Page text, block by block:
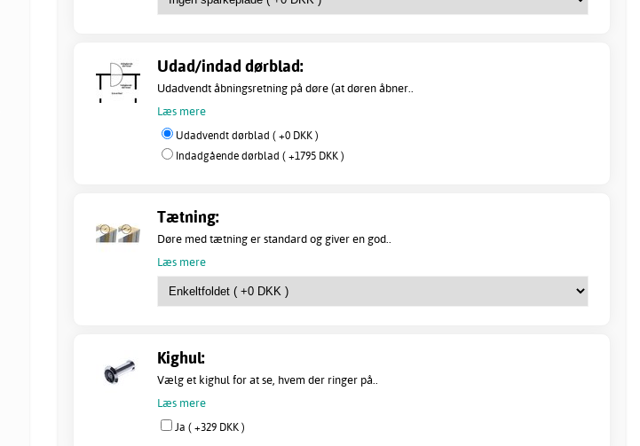
Udad/indad dørblad:
Udadvendt åbningsretning på døre (at døren åbner..
Læs mere
Udadvendt dørblad ( +0 DKK )
Indadgående dørblad ( +1795 DKK )
Tætning:
Døre med tætning er standard og giver en god..
Læs mere
Kighul:
Vælg et kighul for at se, hvem der ringer på..
Læs mere
Ja ( +329 DKK )